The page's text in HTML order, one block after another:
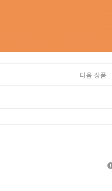
다음 상품